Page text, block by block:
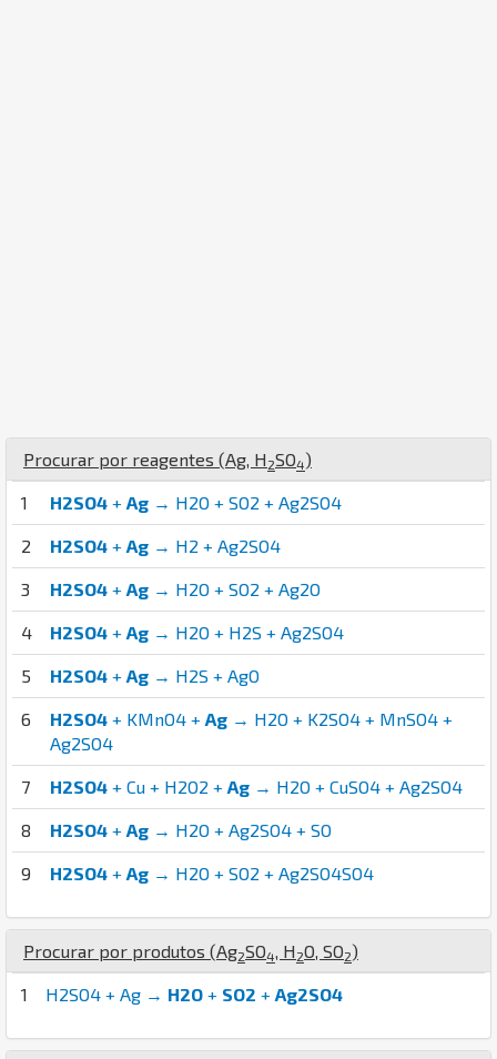
Procurar por reagentes (Ag, H 2SO4)
1 H2SO4 + Ag → H2O + SO2 + Ag2SO4
2 H2SO4 + Ag → H2 + Ag2SO4
3 H2SO4 + Ag → H2O + SO2 + Ag2O
4 H2SO4 + Ag → H2O + H2S + Ag2SO4
5 H2SO4 + Ag → H2S + AgO
6 H2SO4 + KMnO4 + Ag → H2O + K2SO4 + MnSO4 +
Ag2SO4
7 H2SO4 + Cu + H2O2 + Ag → H2O + CuSO4 + Ag2SO4
8 H2SO4 + Ag → H2O + Ag2SO4 + SO
9 H2SO4 + Ag → H2O + SO2 + Ag2SO4SO4
Procurar por produtos (Ag2SO4, H 2O, SO2)
1 H2SO4 + Ag → H2O + SO2 + Ag2SO4